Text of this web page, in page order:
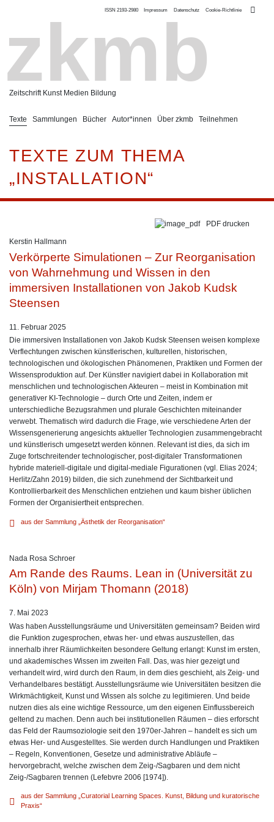
zkmb
Zeitschrift Kunst Medien Bildung
ISSN 2193-2980 Impressum Datenschutz Cookie-Richtlinie
Texte Sammlungen Bücher Autor*innen Über zkmb Teilnehmen
TEXTE ZUM THEMA
„INSTALLATION“
PDF drucken
Kerstin Hallmann
Verkörperte Simulationen – Zur Reorganisation
von Wahrnehmung und Wissen in den
immersiven Installationen von Jakob Kudsk
Steensen
11. Februar 2025
Die immersiven Installationen von Jakob Kudsk Steensen weisen komplexe
Verflechtungen zwischen künstlerischen, kulturellen, historischen,
technologischen und ökologischen Phänomenen, Praktiken und Formen der
Wissensproduktion auf. Der Künstler navigiert dabei in Kollaboration mit
menschlichen und technologischen Akteuren – meist in Kombination mit
generativer KI-Technologie – durch Orte und Zeiten, indem er
unterschiedliche Bezugsrahmen und plurale Geschichten miteinander
verwebt. Thematisch wird dadurch die Frage, wie verschiedene Arten der
Wissensgenerierung angesichts aktueller Technologien zusammengebracht
und künstlerisch umgesetzt werden können. Relevant ist dies, da sich im
Zuge fortschreitender technologischer, post-digitaler Transformationen
hybride materiell-digitale und digital-mediale Figurationen (vgl. Elias 2024;
Herlitz/Zahn 2019) bilden, die sich zunehmend der Sichtbarkeit und
Kontrollierbarkeit des Menschlichen entziehen und kaum bisher üblichen
Formen der Organisiertheit entsprechen.
aus der Sammlung „Ästhetik der Reorganisation“
Nada Rosa Schroer
Am Rande des Raums. Lean in (Universität zu
Köln) von Mirjam Thomann (2018)
7. Mai 2023
Was haben Ausstellungsräume und Universitäten gemeinsam? Beiden wird
die Funktion zugesprochen, etwas her- und etwas auszustellen, das
innerhalb ihrer Räumlichkeiten besondere Geltung erlangt: Kunst im ersten,
und akademisches Wissen im zweiten Fall. Das, was hier gezeigt und
verhandelt wird, wird durch den Raum, in dem dies geschieht, als Zeig- und
Verhandelbares bestätigt. Ausstellungsräume wie Universitäten besitzen die
Wirkmächtigkeit, Kunst und Wissen als solche zu legitimieren. Und beide
nutzen dies als eine wichtige Ressource, um den eigenen Einflussbereich
geltend zu machen. Denn auch bei institutionellen Räumen – dies erforscht
das Feld der Raumsoziologie seit den 1970er-Jahren – handelt es sich um
etwas Her- und Ausgestelltes. Sie werden durch Handlungen und Praktiken
– Regeln, Konventionen, Gesetze und administrative Abläufe –
hervorgebracht, welche zwischen dem Zeig-/Sagbaren und dem nicht
Zeig-/Sagbaren trennen (Lefebvre 2006 [1974]).
aus der Sammlung „Curatorial Learning Spaces. Kunst, Bildung und kuratorische
Praxis“